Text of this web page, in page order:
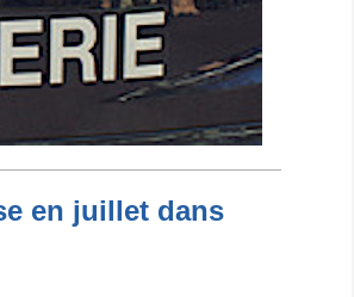
en juillet dans